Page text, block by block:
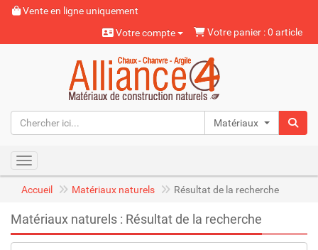
Vente en ligne uniquement
Votre compte
Votre panier : 0 article
Matériaux naturels
Toggle navigation
Accueil Matériaux naturels Résultat de la recherche
Matériaux naturels : Résultat de la recherche